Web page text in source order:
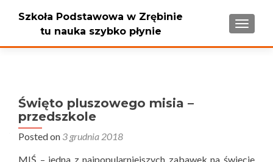
Szkoła Podstawowa w Zrębinie
tu nauka szybko płynie
Święto pluszowego misia –
przedszkole
Posted on 3 grudnia 2018
MIŚ – jedna z najpopularniejszych zabawek na świecie